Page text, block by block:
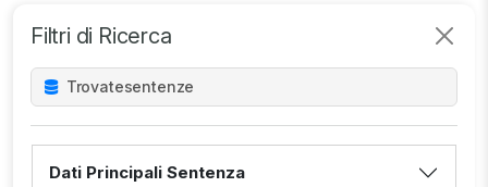
Filtri di Ricerca
Trovatesentenze
Dati Principali Sentenza